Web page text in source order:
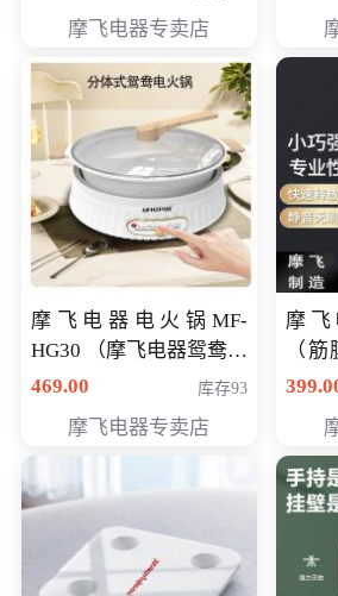
摩飞电器专卖店
摩飞电器电火锅MF-
HG30 （摩飞电器鸳鸯锅
MF-HG30 ） 会员专享价
469.00 库存93
摩飞电器专卖店
摩
（
员专